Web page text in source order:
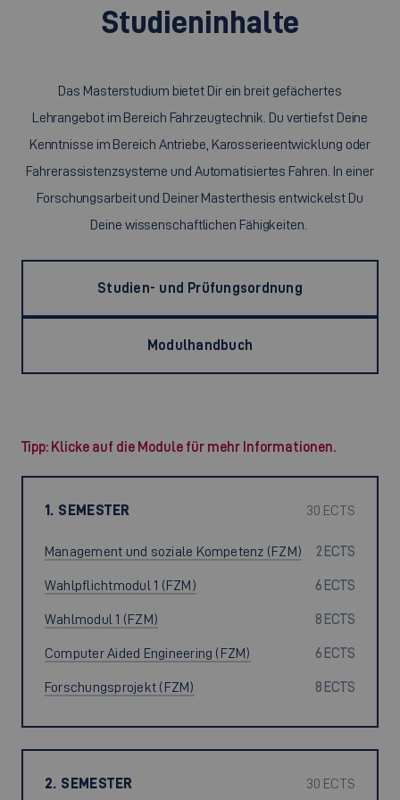
Studieninhalte
Das Masterstudium bietet Dir ein breit gefächertes
Lehrangebot im Bereich Fahrzeugtechnik. Du vertiefst Deine
Kenntnisse im Bereich Antriebe, Karosserieentwicklung oder
Fahrerassistenzsysteme und Automatisiertes Fahren. In einer
Forschungsarbeit und Deiner Masterthesis entwickelst Du
Deine wissenschaftlichen Fähigkeiten.
Studien- und Prüfungsordnung
Modulhandbuch
Tipp: Klicke auf die Module für mehr Informationen.
1. SEMESTER 30 ECTS
Management und soziale Kompetenz (FZM) 2 ECTS
Wahlpflichtmodul 1 (FZM) 6 ECTS
Wahlmodul 1 (FZM) 8 ECTS
Computer Aided Engineering (FZM) 6 ECTS
Forschungsprojekt (FZM) 8 ECTS
2. SEMESTER 30 ECTS